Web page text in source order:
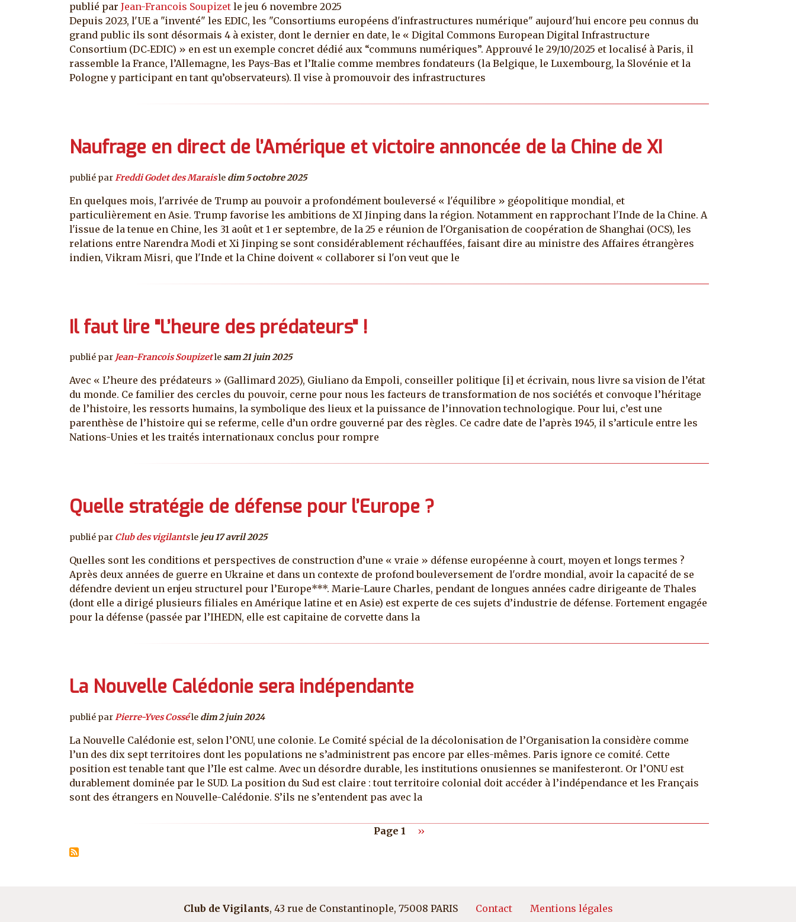
publié par Jean-Francois Soupizet le jeu 6 novembre 2025
Depuis 2023, l'UE a "inventé" les EDIC, les "Consortiums européens d'infrastructures numérique" aujourd'hui encore peu connus du
grand public ils sont désormais 4 à exister, dont le dernier en date, le « Digital Commons European Digital Infrastructure
Consortium (DC‑EDIC) » en est un exemple concret dédié aux “communs numériques”. Approuvé le 29/10/2025 et localisé à Paris, il
rassemble la France, l’Allemagne, les Pays-Bas et l’Italie comme membres fondateurs (la Belgique, le Luxembourg, la Slovénie et la
Pologne y participant en tant qu’observateurs). Il vise à promouvoir des infrastructures
Naufrage en direct de l’Amérique et victoire annoncée de la Chine de XI
publié parFreddi Godet des Maraisle dim 5 octobre 2025
En quelques mois, l'arrivée de Trump au pouvoir a profondément bouleversé « l'équilibre » géopolitique mondial, et
particulièrement en Asie. Trump favorise les ambitions de XI Jinping dans la région. Notamment en rapprochant l'Inde de la Chine. A
l'issue de la tenue en Chine, les 31 août et 1 er septembre, de la 25 e réunion de l'Organisation de coopération de Shanghai (OCS), les
relations entre Narendra Modi et Xi Jinping se sont considérablement réchauffées, faisant dire au ministre des Affaires étrangères
indien, Vikram Misri, que l'Inde et la Chine doivent « collaborer si l'on veut que le
Il faut lire "L’heure des prédateurs" !
publié par Jean-Francois Soupizetle sam 21 juin 2025
Avec « L’heure des prédateurs » (Gallimard 2025), Giuliano da Empoli, conseiller politique [i] et écrivain, nous livre sa vision de l’état
du monde. Ce familier des cercles du pouvoir, cerne pour nous les facteurs de transformation de nos sociétés et convoque l’héritage
de l’histoire, les ressorts humains, la symbolique des lieux et la puissance de l’innovation technologique. Pour lui, c’est une
parenthèse de l’histoire qui se referme, celle d’un ordre gouverné par des règles. Ce cadre date de l’après 1945, il s’articule entre les
Nations-Unies et les traités internationaux conclus pour rompre
Quelle stratégie de défense pour l’Europe ?
publié par Club des vigilantsle jeu 17 avril 2025
Quelles sont les conditions et perspectives de construction d’une « vraie » défense européenne à court, moyen et longs termes ?
Après deux années de guerre en Ukraine et dans un contexte de profond bouleversement de l'ordre mondial, avoir la capacité de se
défendre devient un enjeu structurel pour l’Europe***. Marie-Laure Charles, pendant de longues années cadre dirigeante de Thales
(dont elle a dirigé plusieurs filiales en Amérique latine et en Asie) est experte de ces sujets d’industrie de défense. Fortement engagée
pour la défense (passée par l’IHEDN, elle est capitaine de corvette dans la
La Nouvelle Calédonie sera indépendante
publié par Pierre-Yves Cosséle dim 2 juin 2024
La Nouvelle Calédonie est, selon l’ONU, une colonie. Le Comité spécial de la décolonisation de l’Organisation la considère comme
l’un des dix sept territoires dont les populations ne s’administrent pas encore par elles-mêmes. Paris ignore ce comité. Cette
position est tenable tant que l’Ile est calme. Avec un désordre durable, les institutions onusiennes se manifesteront. Or l’ONU est
durablement dominée par le SUD. La position du Sud est claire : tout territoire colonial doit accéder à l’indépendance et les Français
sont des étrangers en Nouvelle-Calédonie. S’ils ne s’entendent pas avec la
Page 1 Page suivante
››
Club de Vigilants, 43 rue de Constantinople, 75008 PARIS Pied de page
Contact Mentions légales